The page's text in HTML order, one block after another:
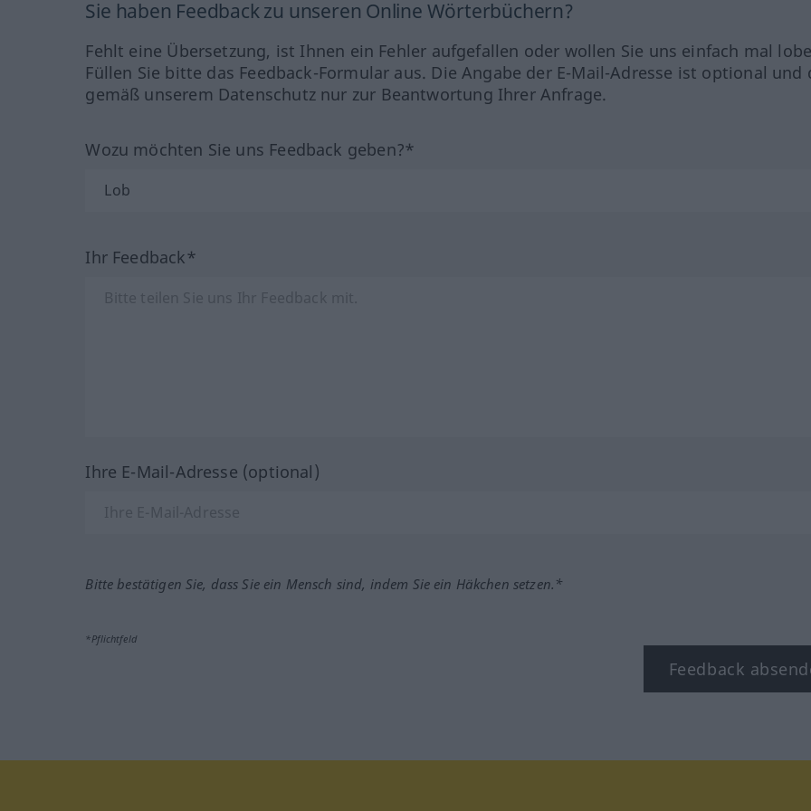
Sie haben Feedback zu unseren Online Wörterbüchern?
Fehlt eine Übersetzung, ist Ihnen ein Fehler aufgefallen oder wollen Sie uns einfach mal
Füllen Sie bitte das Feedback-Formular aus. Die Angabe der E-Mail-Adresse ist optional und
gemäß unserem Datenschutz nur zur Beantwortung Ihrer Anfrage.
Wozu möchten Sie uns Feedback geben?*
Ihr Feedback*
Ihre E-Mail-Adresse (optional)
Bitte bestätigen Sie, dass Sie ein Mensch sind, indem Sie ein Häkchen setzen.*
*Pflichtfeld
Feedback